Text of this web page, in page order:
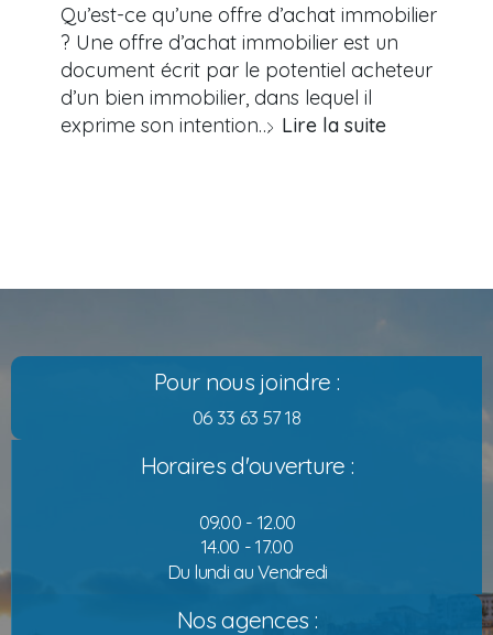
Qu’est-ce qu’une offre d’achat immobilier
? Une offre d’achat immobilier est un
document écrit par le potentiel acheteur
d’un bien immobilier, dans lequel il
exprime son intention… Lire la suite
Pour nous joindre :
06 33 63 57 18
Horaires d'ouverture :
09.00 - 12.00
14.00 - 17.00
Du lundi au Vendredi
Nos agences :